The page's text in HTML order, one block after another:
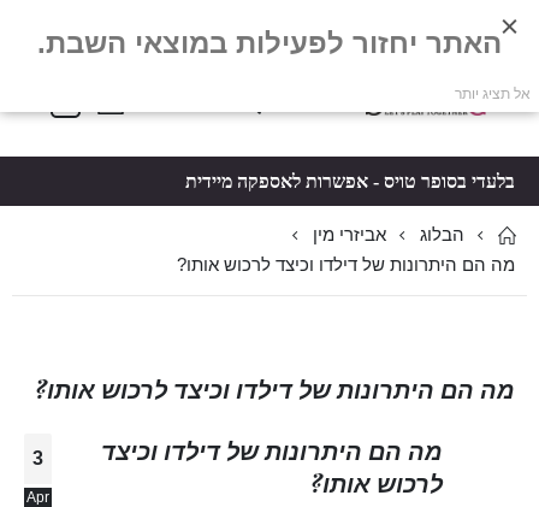
Toggle
סל קניות
בלעדי בסופר טויס - אפשרות לאספקה מיידית
הבלוג
אביזרי מין
מה הם היתרונות של דילדו וכיצד לרכוש אותו?
מה הם היתרונות של דילדו וכיצד לרכוש אותו?
3
Apr
מה הם היתרונות של דילדו וכיצד
לרכוש אותו?
האתר יחזור לפעילות במוצאי השבת.
אל תציג יותר